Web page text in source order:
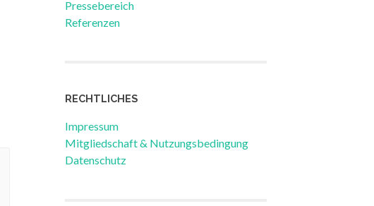
Pressebereich
Referenzen
RECHTLICHES
Impressum
Mitgliedschaft & Nutzungsbedingung
Datenschutz